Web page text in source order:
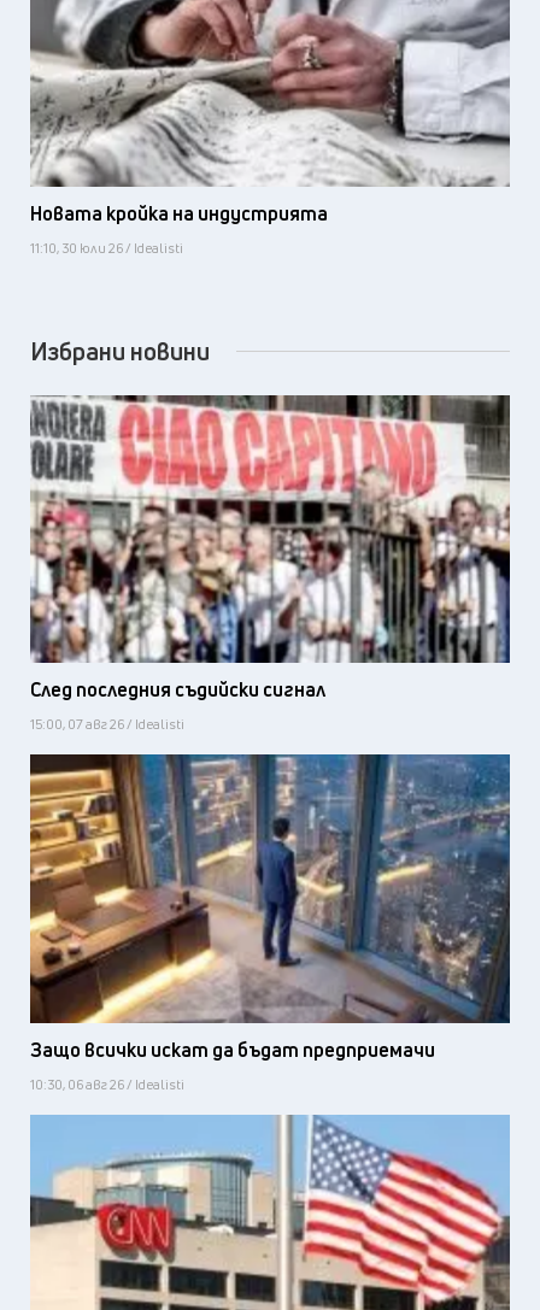
Новата кройка на индустрията
11:10, 30 юли 26 / Idealisti
Избрани новини
След последния съдийски сигнал
15:00, 07 авг 26 / Idealisti
Защо всички искат да бъдат предприемачи
10:30, 06 авг 26 / Idealisti